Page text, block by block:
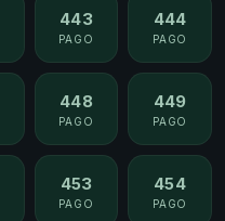
443
PAGO
444
PAGO
448
PAGO
449
PAGO
453
PAGO
454
PAGO